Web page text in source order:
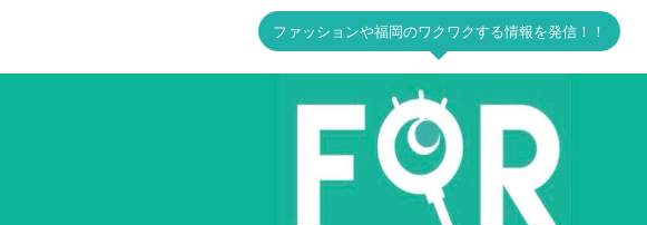
ファッションや福岡のワクワクする情報を発信！！